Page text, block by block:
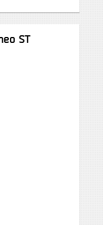
ST